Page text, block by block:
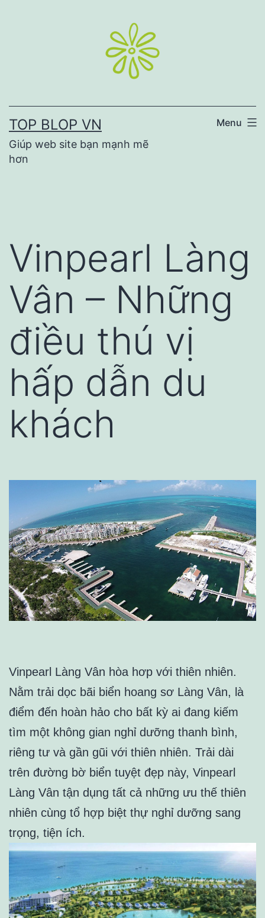
TOP BLOP VN
Giúp web site bạn mạnh mẽ
hơn
Menu
Vinpearl Làng
Vân – Những
điều thú vị
hấp dẫn du
khách
Vinpearl Làng Vân hòa hơp với thiên nhiên.
Nằm trải dọc bãi biển hoang sơ Làng Vân, là
điểm đến hoàn hảo cho bất kỳ ai đang kiếm
tìm một không gian nghỉ dưỡng thanh bình,
riêng tư và gần gũi với thiên nhiên. Trải dài
trên đường bờ biển tuyệt đẹp này, Vinpearl
Làng Vân tận dụng tất cả những ưu thế thiên
nhiên cùng tổ hợp biệt thự nghỉ dưỡng sang
trọng, tiện ích.